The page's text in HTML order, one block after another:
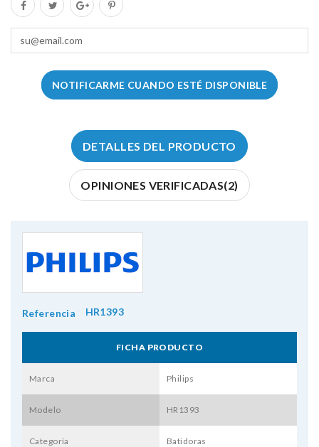
NOTIFICARME CUANDO ESTÉ DISPONIBLE
DETALLES DEL PRODUCTO
OPINIONES VERIFICADAS(2)
Referencia HR1393
FICHA PRODUCTO
Marca Philips
Modelo HR1393
Categoría Batidoras